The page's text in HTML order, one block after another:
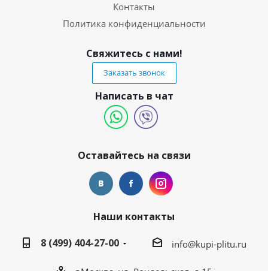
Контакты
Политика конфиденциальности
Свяжитесь с нами!
Заказать звонок
Написать в чат
Оставайтесь на связи
Наши контакты
8 (499) 404-27-00
info@kupi-plitu.ru